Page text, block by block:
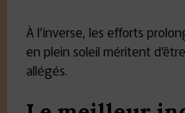
À l’inverse, les efforts
en plein soleil méritent
allégés.